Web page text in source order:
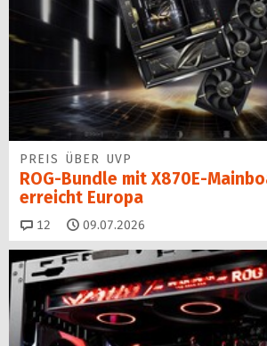
PREIS ÜBER UVP
ROG-Bundle mit X870E-
erreicht Europa
12 Kommentare
09.07.2026